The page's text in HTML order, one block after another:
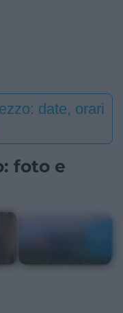
date, orari
foto e